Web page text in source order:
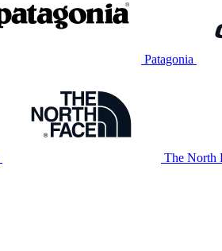
Patagonia
The North